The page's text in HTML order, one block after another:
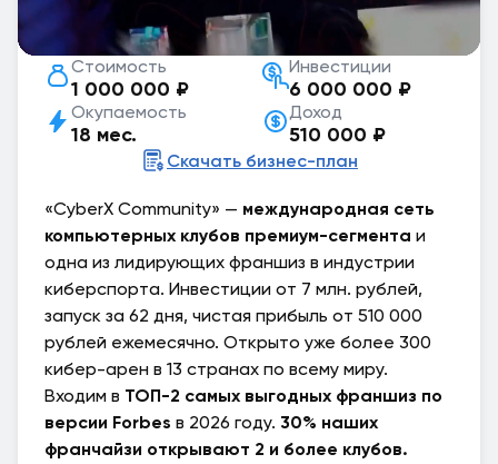
Стоимость
1 000 000 ₽
Инвестиции
6 000 000 ₽
Окупаемость
18 мес.
Доход
510 000 ₽
«CyberX Community» — международная сеть
компьютерных клубов премиум-сегмента и
одна из лидирующих франшиз в индустрии
киберспорта. Инвестиции от 7 млн. рублей,
запуск за 62 дня, чистая прибыль от 510 000
рублей ежемесячно. Открыто уже более 300
кибер-арен в 13 странах по всему миру.
Входим в ТОП-2 самых выгодных франшиз по
версии Forbes в 2026 году. 30% наших
франчайзи открывают 2 и более клубов.
Скачать бизнес-план